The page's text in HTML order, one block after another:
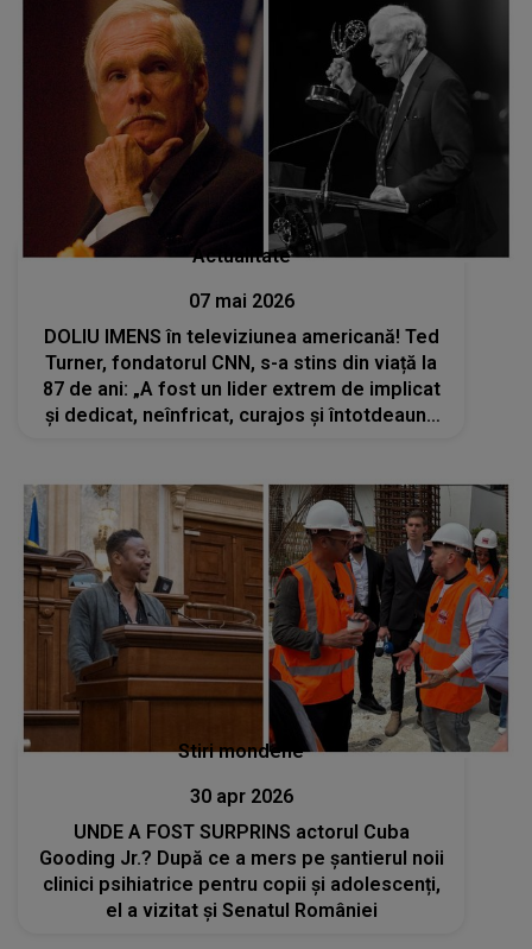
Actualitate
07 mai 2026
DOLIU IMENS în televiziunea americană! Ted
Turner, fondatorul CNN, s-a stins din viață la
87 de ani: „A fost un lider extrem de implicat
și dedicat, neînfricat, curajos și întotdeauna
Stiri mondene
30 apr 2026
UNDE A FOST SURPRINS actorul Cuba
Gooding Jr.? După ce a mers pe șantierul noii
clinici psihiatrice pentru copii și adolescenți,
el a vizitat și Senatul României